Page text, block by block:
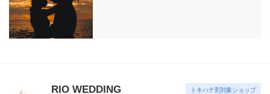
の手配の対応をさせて頂きます。
要因によってデータがお渡しできない場合。
100%を限度にお返しさせて頂きます。
全額銀行へのお振込をお願い致します。 尚、振り込み
RIO WEDDING トキハナ割対象ショップ